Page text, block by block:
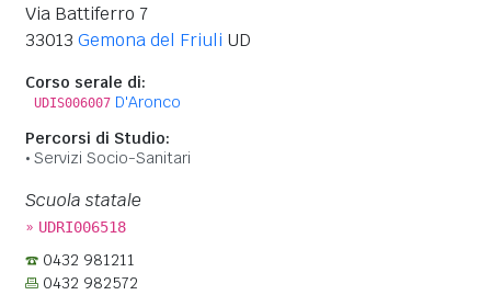
Via Battiferro 7
33013 Gemona del Friuli UD
Corso serale di:
UDIS006007 D'Aronco
Percorsi di Studio:
Servizi Socio-Sanitari
Scuola statale
» UDRI006518
0432 981211
0432 982572